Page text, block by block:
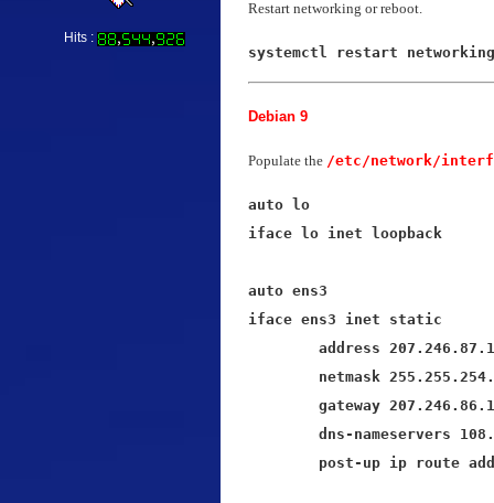
Hits :
Restart networking or reboot.
systemctl restart
Debian 9
Populate the /etc/network/
auto lo
iface lo inet loopback
auto ens3
iface ens3 inet static
post-up ip route